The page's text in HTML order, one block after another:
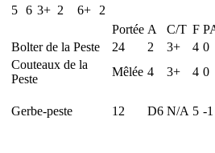
5 6 3+ 2 6+
2
Portée A C/T F
Bolter de la Peste
24 2 3+ 4 0
Couteaux de la
Peste
Mêlée 4 3+ 4 0
Gerbe-peste 12 D6 N/A 5 -1